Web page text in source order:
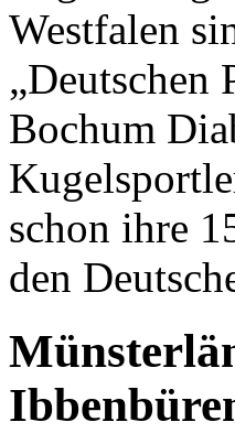
Westfalen
„Deutschen
Bochum
schon ihre
den